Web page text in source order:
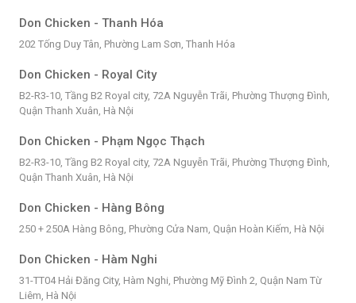
Don Chicken - Thanh Hóa
202 Tống Duy Tân, Phường Lam Sơn, Thanh Hóa
Don Chicken - Royal City
B2-R3-10, Tầng B2 Royal city, 72A Nguyễn Trãi, Phường Thượng Đình,
Quận Thanh Xuân, Hà Nội
Don Chicken - Phạm Ngọc Thạch
B2-R3-10, Tầng B2 Royal city, 72A Nguyễn Trãi, Phường Thượng Đình,
Quận Thanh Xuân, Hà Nội
Don Chicken - Hàng Bông
250 + 250A Hàng Bông, Phường Cửa Nam, Quận Hoàn Kiếm, Hà Nội
Don Chicken - Hàm Nghi
31-TT04 Hải Đăng City, Hàm Nghi, Phường Mỹ Đình 2, Quận Nam Từ
Liêm, Hà Nội